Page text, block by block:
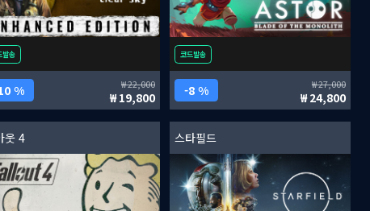
발송
% 22,000
19,800
코드발송
8 % 27,000
24,800
웃 4 스타필드